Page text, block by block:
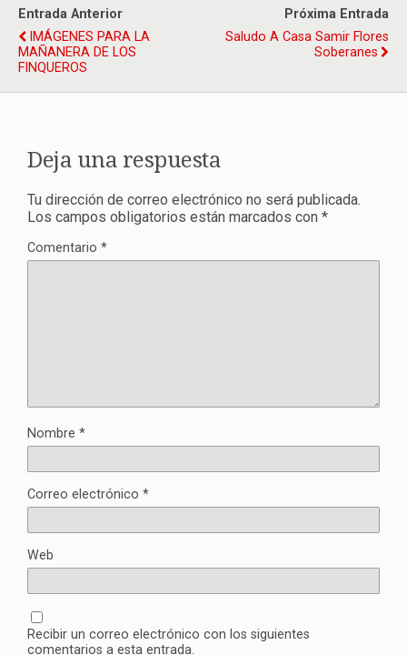
Entrada Anterior
IMÁGENES PARA LA
MAÑANERA DE LOS
FINQUEROS
Próxima Entrada
Saludo A Casa Samir Flores
Soberanes
Deja una respuesta
Tu dirección de correo electrónico no será publicada.
Los campos obligatorios están marcados con *
Comentario *
Nombre *
Correo electrónico *
Web
Recibir un correo electrónico con los siguientes
comentarios a esta entrada.